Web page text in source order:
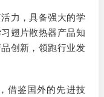
力，具备强大的学
翅片散热器产品知
创新，领跑行业发
借鉴国外的先进技